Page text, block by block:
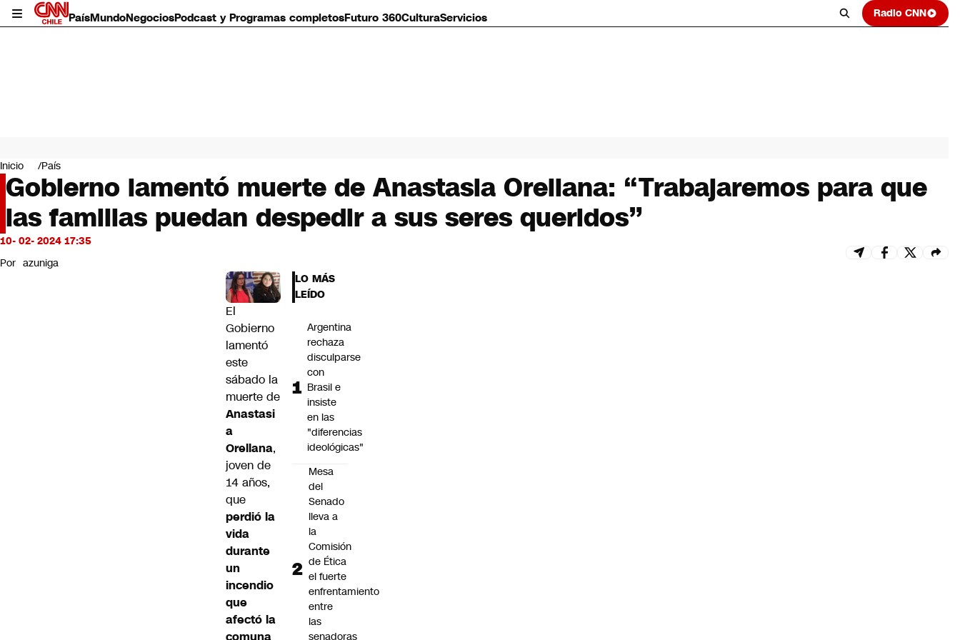
PaísMundoNegociosPodcast y Programas completosFuturo 360CulturaServicios Radio CNN
Mundo
Negocios
Deportes
Programas completos
Cultura
Servicios
CNN Data
Inicio País
Gobierno lamentó muerte de Anastasia Orellana: “Trabajaremos para que
las familias puedan despedir a sus seres queridos”
10- 02- 2024 17:35
Por azuniga
El
Gobierno
lamentó
este
sábado la
muerte de
Anastasi
a
Orellana,
joven de
14 años,
que
perdió la
vida
durante
un
incendio
que
afectó la
comuna
LO MÁS
LEÍDO
Argentina
rechaza
disculparse
con
Brasil e
insiste
en las
"diferencias
ideológicas"
Mesa
del
Senado
lleva a
la
Comisión
de Ética
el fuerte
enfrentamiento
entre
las
senadoras